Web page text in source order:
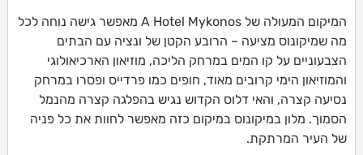
המיקום המעולה של A Hotel Mykonos מאפשר גישה נוחה לכל
מה שמיקונוס מציעה – הרובע הקטן של ונציה עם הבתים
הצבעוניים על קו המים במרחק הליכה, מוזיאון הארכיאולוגי
והמוזיאון הימי קרובים מאוד, חופים כמו פרדייס ופסרו במרחק
נסיעה קצרה, והאי דלוס הקדוש נגיש בהפלגה קצרה מהנמל
הסמוך. מלון במיקונוס במיקום כזה מאפשר לחוות את כל פניה
של העיר המרתקת.